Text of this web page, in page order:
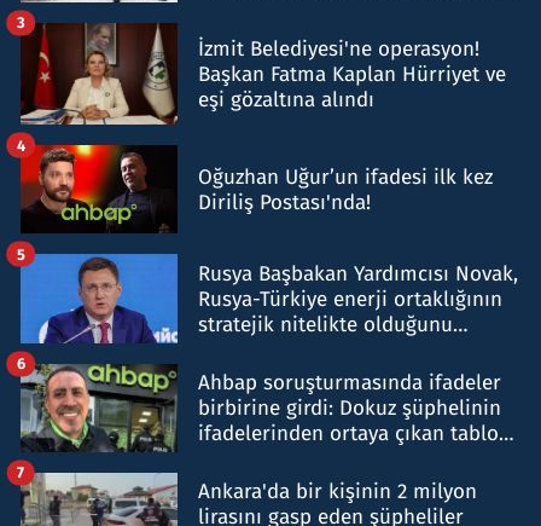
İzmit Belediyesi'ne operasyon!
Başkan Fatma Kaplan Hürriyet ve
eşi gözaltına alındı
3
Oğuzhan Uğur’un ifadesi ilk kez
Diriliş Postası'nda!
4
Rusya Başbakan Yardımcısı Novak,
Rusya-Türkiye enerji ortaklığının
stratejik nitelikte olduğunu
5
Ahbap soruşturmasında ifadeler
birbirine girdi: Dokuz şüphelinin
ifadelerinden ortaya çıkan tablo
6
Ankara'da bir kişinin 2 milyon
lirasını gasp eden şüpheliler
7